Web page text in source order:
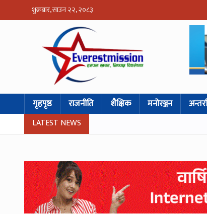
शुक्रबार, साउन २२, २०८३
गृहपृष्ठ राजनीति शैक्षिक मनोरञ्जन
LATEST NEWS